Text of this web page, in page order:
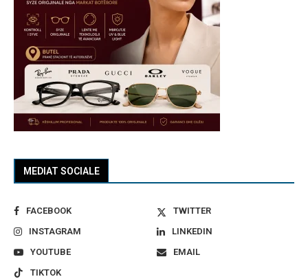
MEDIAT SOCIALE
FACEBOOK
TWITTER
INSTAGRAM
LINKEDIN
YOUTUBE
EMAIL
TIKTOK